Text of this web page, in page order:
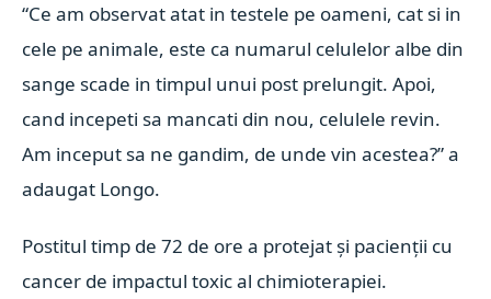
“Ce am observat atat in testele pe oameni, cat si in
cele pe animale, este ca numarul celulelor albe din
sange scade in timpul unui post prelungit. Apoi,
cand incepeti sa mancati din nou, celulele revin.
Am inceput sa ne gandim, de unde vin acestea?” a
adaugat Longo.
Postitul timp de 72 de ore a protejat și pacienții cu
cancer de impactul toxic al chimioterapiei.